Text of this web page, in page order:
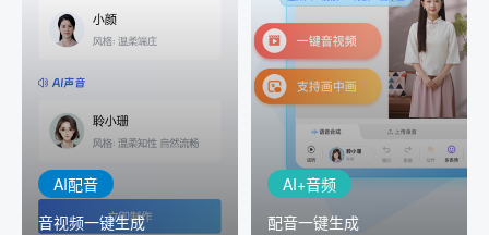
AI配音
音视频一键生成
音视频一键生成
室"中输入文本或录音，一
出
AI+音频
配音一键生成
配音一键生成
AI+音频：基于全球领先的
TTS能力打造的AI音频制作
工具，输入文本、选择发
音人即可一键生成专业音